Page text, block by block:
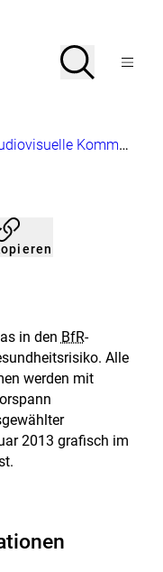
Suche
SucheMenü
Kommunikation
in den BfR-
Alle
werden mit
2013 grafisch im